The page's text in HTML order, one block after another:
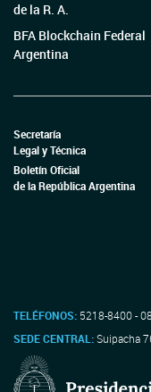
de la R. A.
BFA Blockchain Federal
Argentina
Secretaría
Legal y Técnica
Boletín Oficial
de la República Argentina
TELÉFONOS: 5218-8400 -
SEDE CENTRAL:Suipacha